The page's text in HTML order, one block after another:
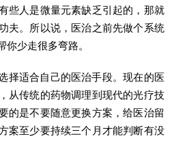
些人是微量元素缺乏引起的，那就
夫。所以说，医治之前先做个系统
少走很多弯路。
择适合自己的医治手段。现在的医
从传统的药物调理到现代的光疗技
的是不要随意更换方案，给医治留
案至少要持续三个月才能判断有没